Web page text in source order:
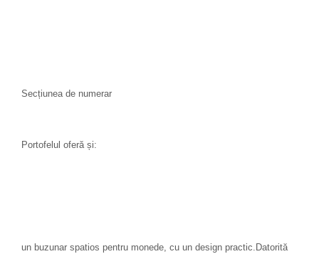
Secțiunea de numerar
Portofelul oferă și:
un buzunar spatios pentru monede, cu un design practic.Datorită